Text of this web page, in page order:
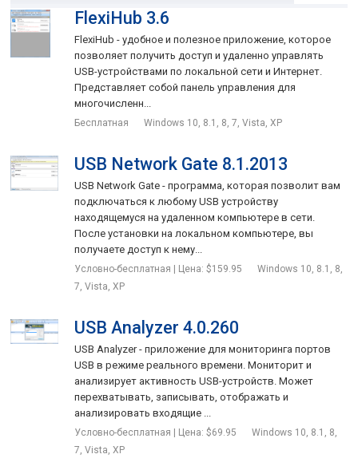
Очень полезная программа для получения расширенных
данных о подключенных по USB устройствах. Позволяет
произвести перезагрузку соединения.
Особенности приложения:
кто производитель хост-контроллера;
пропускную способность;
какие COM порты использованы;
тип шины;
дочерние устройства;
местоположение;
конфигурацию каждого подключенного USB
устройства
и другую информацию.
Функции безопасного отключения, перезапуска
устройства и порта.
FlexiHub 3.6
FlexiHub - удобное и полезное приложение, которое
позволяет получить доступ и удаленно управлять
USB-устройствами по локальной сети и Интернет.
Представляет собой панель управления для
многочисленн...
Бесплатная Windows 10, 8.1, 8, 7, Vista, XP
USB Network Gate 8.1.2013
USB Network Gate - программа, которая позволит вам
подключаться к любому USB устройству
находящемуся на удаленном компьютере в сети.
После установки на локальном компьютере, вы
получаете доступ к нему...
Условно-бесплатная | Цена: $159.95
Windows 10, 8.1, 8,
7, Vista, XP
USB Analyzer 4.0.260
USB Analyzer - приложение для мониторинга портов
USB в режиме реального времени. Мониторит и
анализирует активность USB-устройств. Может
перехватывать, записывать, отображать и
анализировать входящие ...
Условно-бесплатная | Цена: $69.95
Windows 10, 8.1, 8,
7, Vista, XP